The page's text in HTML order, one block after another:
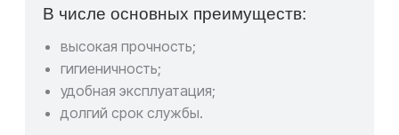
В числе основных преимуществ:
высокая прочность;
гигиеничность;
удобная эксплуатация;
долгий срок службы.